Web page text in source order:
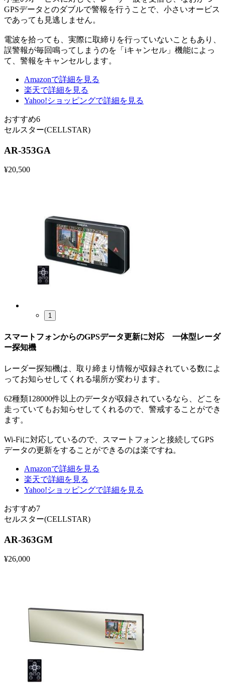
GPSデータとのダブルで警報を行うことで、小さいオービス
であっても見逃しません。
電波を拾っても、実際に取締りを行っていないこともあり、
誤警報が毎回鳴ってしまうのを「iキャンセル」機能によっ
て、警報をキャンセルします。
Amazonで詳細を見る
楽天で詳細を見る
Yahoo!ショッピングで詳細を見る
おすすめ6
セルスター(CELLSTAR)
AR-353GA
¥20,500
1
スマートフォンからのGPSデータ更新に対応 一体型レーダ
ー探知機
レーダー探知機は、取り締まり情報が収録されている数によ
ってお知らせしてくれる場所が変わります。
62種類128000件以上のデータが収録されているなら、どこを
走っていてもお知らせしてくれるので、警戒することができ
ます。
Wi-Fiに対応しているので、スマートフォンと接続してGPS
データの更新をすることができるのは楽ですね。
Amazonで詳細を見る
楽天で詳細を見る
Yahoo!ショッピングで詳細を見る
おすすめ7
セルスター(CELLSTAR)
AR-363GM
¥26,000